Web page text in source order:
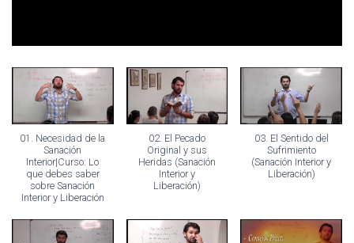
01. Necesidad de la
Sanación
Interior|Curso: Lo
que debes saber
sobre Sanación
Interior y Liberación
02. El Pecado
Original y sus
Heridas (Sanación
Interior y
Liberación)
03. El Sentido del
Sufrimiento
(Sanación Interior y
Liberación)